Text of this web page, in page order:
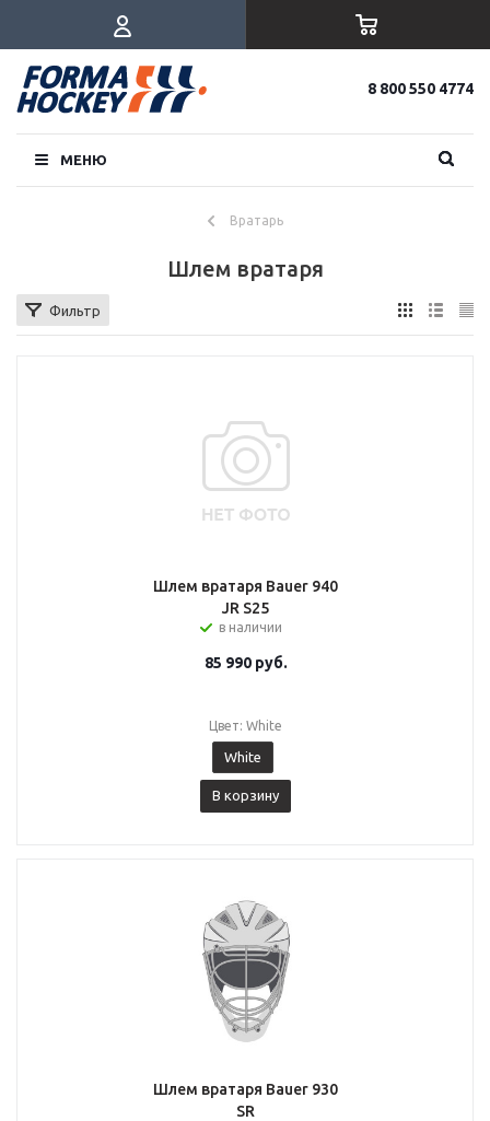
8 800 550 4774
МЕНЮ
Вратарь
Шлем вратаря
Фильтр
Шлем вратаря Bauer 940
JR S25
в наличии
85 990руб.
Цвет: White
White
В корзину
Шлем вратаря Bauer 930
SR